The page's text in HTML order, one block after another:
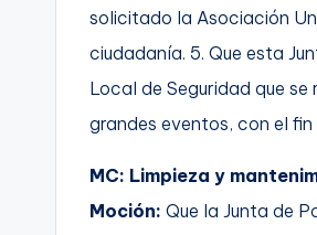
solicitado la Asociación
ciudadanía. 5. Que esta
Local de Seguridad que
grandes eventos, con el
MC: Limpieza y
Moción: Que la Junta de